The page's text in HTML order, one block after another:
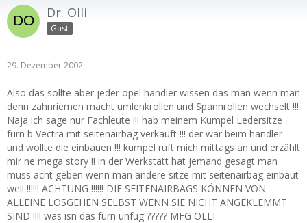
Dr. Olli
Gast
29. Dezember 2002
Also das sollte aber jeder opel händler wissen das man wenn man
denn zahnriemen macht umlenkrollen und Spannrollen wechselt !!!
Naja ich sage nur Fachleute !!! hab meinem Kumpel Ledersitze
fürn b Vectra mit seitenairbag verkauft !!! der war beim händler
und wollte die einbauen !!! kumpel ruft mich mittags an und erzählt
mir ne mega story !! in der Werkstatt hat jemand gesagt man
muss acht geben wenn man andere sitze mit seitenairbag einbaut
weil !!!!!! ACHTUNG !!!!!! DIE SEITENAIRBAGS KÖNNEN VON
ALLEINE LOSGEHEN SELBST WENN SIE NICHT ANGEKLEMMT
SIND !!!! was isn das fürn unfug ????? MFG OLLI